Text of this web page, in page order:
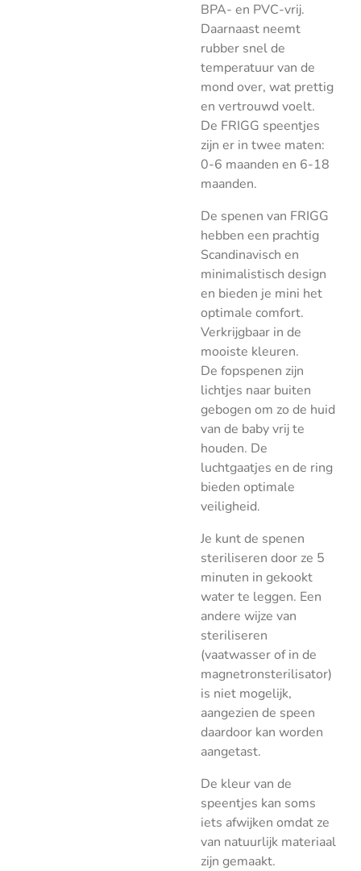
BPA- en PVC-vrij.
Daarnaast neemt
rubber snel de
temperatuur van de
mond over, wat prettig
en vertrouwd voelt.
De FRIGG speentjes
zijn er in twee maten:
0-6 maanden en 6-18
maanden.
De spenen van FRIGG
hebben een prachtig
Scandinavisch en
minimalistisch design
en bieden je mini het
optimale comfort.
Verkrijgbaar in de
mooiste kleuren.
De fopspenen zijn
lichtjes naar buiten
gebogen om zo de huid
van de baby vrij te
houden. De
luchtgaatjes en de ring
bieden optimale
veiligheid.
Je kunt de spenen
steriliseren door ze 5
minuten in gekookt
water te leggen. Een
andere wijze van
steriliseren
(vaatwasser of in de
magnetronsterilisator)
is niet mogelijk,
aangezien de speen
daardoor kan worden
aangetast.
De kleur van de
speentjes kan soms
iets afwijken omdat ze
van natuurlijk materiaal
zijn gemaakt.